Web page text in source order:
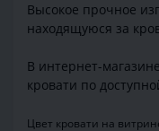
Высокое прочное
находящуюся за
В интернет-
кровати по
Цвет кровати на